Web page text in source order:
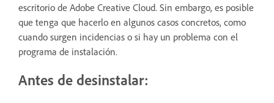
escritorio de Adobe Creative Cloud. Sin embargo, es posible
que tenga que hacerlo en algunos casos concretos, como
cuando surgen incidencias o si hay un problema con el
programa de instalación.
Antes de desinstalar: